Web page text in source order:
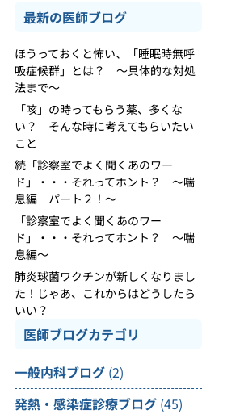
最新の医師ブログ
ほうっておくと怖い、「睡眠時無呼
吸症候群」とは？ ～具体的な対処
法まで～
「咳」の時ってもらう薬、多くな
い？ そんな時に考えてもらいたい
こと
続「診察室でよく聞くあのワー
ド」・・・それってホント？ ～喘
息編 パート２！～
「診察室でよく聞くあのワー
ド」・・・それってホント？ ～喘
息編～
肺炎球菌ワクチンが新しくなりまし
た！じゃあ、これからはどうしたら
いい？
医師ブログカテゴリ
一般内科ブログ (2)
発熱・感染症診療ブログ (45)